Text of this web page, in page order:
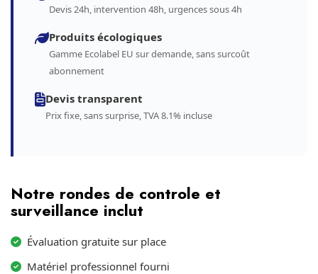
Devis 24h, intervention 48h, urgences sous 4h
Produits écologiques
Gamme Ecolabel EU sur demande, sans surcoût
abonnement
Devis transparent
Prix fixe, sans surprise, TVA 8.1% incluse
Notre rondes de controle et
surveillance inclut
Évaluation gratuite sur place
Matériel professionnel fourni